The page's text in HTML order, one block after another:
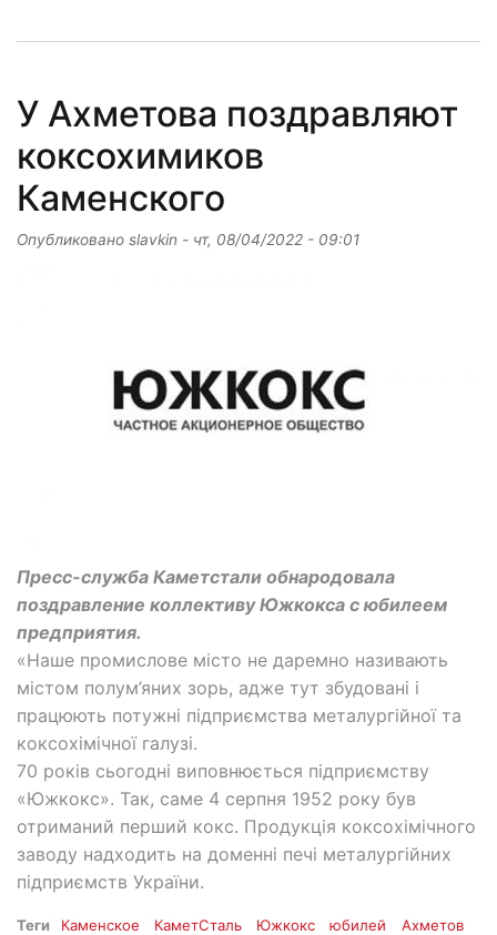
У Ахметова поздравляют
коксохимиков
Каменского
Опубликовано slavkin - чт, 08/04/2022 - 09:01
Пресс-служба Каметстали обнародовала
поздравление коллективу Южкокса с юбилеем
предприятия.
«Наше промислове місто не даремно називають
містом полум’яних зорь, адже тут збудовані і
працюють потужні підприємства металургійної та
коксохімічної галузі.
70 років сьогодні виповнюється підприємству
«Южкокс». Так, саме 4 серпня 1952 року був
отриманий перший кокс. Продукція коксохімічного
заводу надходить на доменні печі металургійних
підприємств України.
Теги Каменское КаметСталь Южкокс юбилей Ахметов